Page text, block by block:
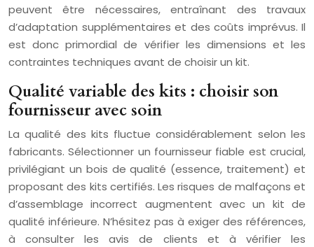
peuvent être nécessaires, entraînant des travaux
d’adaptation supplémentaires et des coûts imprévus. Il
est donc primordial de vérifier les dimensions et les
contraintes techniques avant de choisir un kit.
Qualité variable des kits : choisir son
fournisseur avec soin
La qualité des kits fluctue considérablement selon les
fabricants. Sélectionner un fournisseur fiable est crucial,
privilégiant un bois de qualité (essence, traitement) et
proposant des kits certifiés. Les risques de malfaçons et
d’assemblage incorrect augmentent avec un kit de
qualité inférieure. N’hésitez pas à exiger des références,
à consulter les avis de clients et à vérifier les